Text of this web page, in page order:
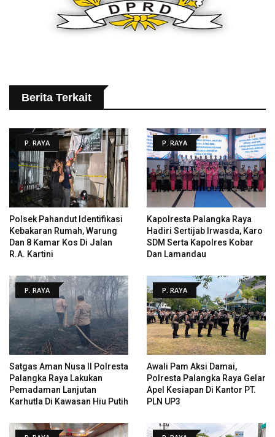
Berita Terkait
P. RAYA
Polsek Pahandut Identifikasi
Kebakaran Rumah, Warung
Dan 8 Kamar Kos Di Jalan
R.A. Kartini
P. RAYA
Kapolresta Palangka Raya
Hadiri Sertijab Irwasda, Karo
SDM Serta Kapolres Kobar
Dan Lamandau
P. RAYA
Satgas Aman Nusa II Polresta
Palangka Raya Lakukan
Pemadaman Lanjutan
Karhutla Di Kawasan Hiu Putih
P. RAYA
Awali Pam Aksi Damai,
Polresta Palangka Raya Gelar
Apel Kesiapan Di Kantor PT.
PLN UP3